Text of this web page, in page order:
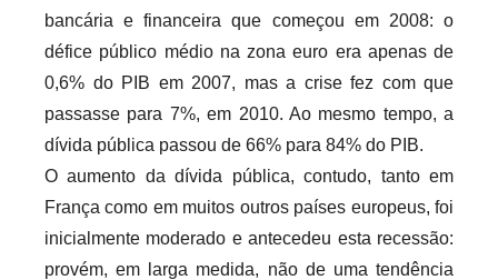
bancária e financeira que começou em 2008: o
défice público médio na zona euro era apenas de
0,6% do PIB em 2007, mas a crise fez com que
passasse para 7%, em 2010. Ao mesmo tempo, a
dívida pública passou de 66% para 84% do PIB.
O aumento da dívida pública, contudo, tanto em
França como em muitos outros países europeus, foi
inicialmente moderado e antecedeu esta recessão:
provém, em larga medida, não de uma tendência